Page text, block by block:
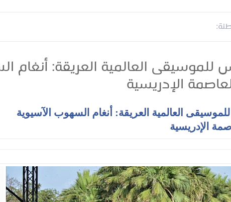
العالمية العريقة: أنغام
الإدريسية
العالمية العريقة: أنغام السهوب الآسيوية
الإدريسية